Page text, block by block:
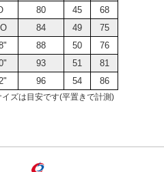
80 45
68
84 49
75
88 50
76
93 51
81
96 54 86
ズは目安です(平置きで計測)